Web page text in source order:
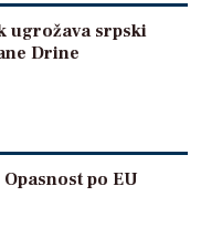
ugrožava srpski
Drine
po EU